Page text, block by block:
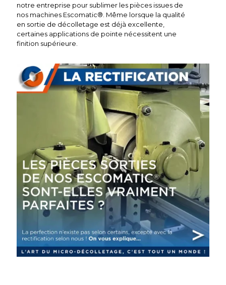
notre entreprise pour sublimer les pièces issues de
nos machines Escomatic®. Même lorsque la qualité
en sortie de décolletage est déjà excellente,
certaines applications de pointe nécessitent une
finition supérieure.